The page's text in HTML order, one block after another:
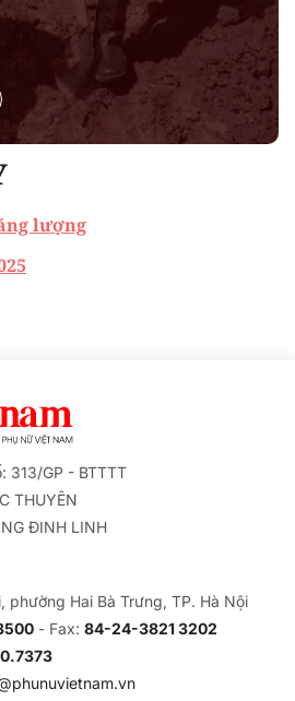
lượng
313/GP - BTTTT
THUYÊN
ĐINH LINH
phường Hai Bà Trưng, TP. Hà Nội
- Fax: 84-24-3821 3202